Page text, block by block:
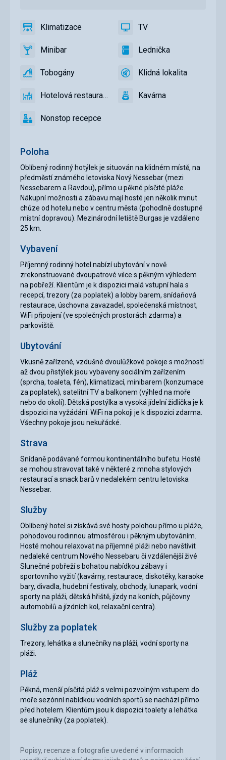
Poloha
Oblíbený rodinný hotýlek je situován na klidném místě, na
předměstí známého letoviska Nový Nessebar (mezi
Nessebarem a Ravdou), přímo u pěkné písčité pláže.
Nákupní možnosti a zábavu mají hosté jen několik minut
chůze od hotelu nebo v centru města (pohodlně dostupné
místní dopravou). Mezinárodní letiště Burgas je vzdáleno
25 km.
Vybavení
Příjemný rodinný hotel nabízí ubytování v nově
zrekonstruované dvoupatrové vilce s pěkným výhledem
na pobřeží. Klientům je k dispozici malá vstupní hala s
recepcí, trezory (za poplatek) a lobby barem, snídaňová
restaurace, úschovna zavazadel, společenská místnost,
WiFi připojení (ve společných prostorách zdarma) a
parkoviště.
Ubytování
Vkusně zařízené, vzdušné dvoulůžkové pokoje s možností
až dvou přistýlek jsou vybaveny sociálním zařízením
(sprcha, toaleta, fén), klimatizací, minibarem (konzumace
za poplatek), satelitní TV a balkonem (výhled na moře
nebo do okolí). Dětská postýlka a vysoká jídelní židlička je k
dispozici na vyžádání. WiFi na pokoji je k dispozici zdarma.
Všechny pokoje jsou nekuřácké.
Strava
Snídaně podávané formou kontinentálního bufetu. Hosté
se mohou stravovat také v některé z mnoha stylových
restaurací a snack barů v nedalekém centru letoviska
Nessebar.
Služby
Oblíbený hotel si získává své hosty polohou přímo u pláže,
pohodovou rodinnou atmosférou i pěkným ubytováním.
Hosté mohou relaxovat na příjemné pláži nebo navštívit
nedaleké centrum Nového Nessebaru či vzdálenější živé
Slunečné pobřeží s bohatou nabídkou zábavy i
sportovního vyžití (kavárny, restaurace, diskotéky, karaoke
bary, divadla, hudební festivaly, obchody, lunapark, vodní
sporty na pláži, dětská hřiště, jízdy na koních, půjčovny
automobilů a jízdních kol, relaxační centra).
Služby za poplatek
Trezory, lehátka a slunečníky na pláži, vodní sporty na
pláži.
Pláž
Pěkná, menší písčitá pláž s velmi pozvolným vstupem do
moře sezónní nabídkou vodních sportů se nachází přímo
před hotelem. Klientům jsou k dispozici toalety a lehátka
se slunečníky (za poplatek).
Popisy, recenze a fotografie uvedené v informacích
Klimatizace
Klimatizace
ano TV TV
ano
Minibar,Minibar
ano LedničkaLednička
ano
Tobogány
Tobogány
ano
KlidnáKlidná lokalita
ano
HotelováHotelová restaurace
ano KavárnaKavárna
ano
NonstopNonstop recepce
ano